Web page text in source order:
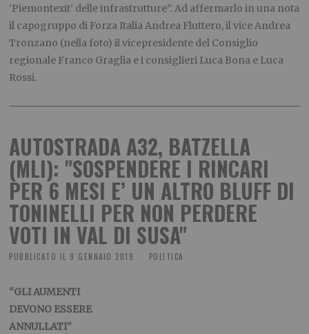
‘Piemontexit’ delle infrastrutture”. Ad affermarlo in una nota
il capogruppo di Forza Italia Andrea Fluttero, il vice Andrea
Tronzano (nella foto) il vicepresidente del Consiglio
regionale Franco Graglia e i consiglieri Luca Bona e Luca
Rossi.
AUTOSTRADA A32, BATZELLA
(MLI): "SOSPENDERE I RINCARI
PER 6 MESI E’ UN ALTRO BLUFF DI
TONINELLI PER NON PERDERE
VOTI IN VAL DI SUSA"
PUBBLICATO IL 9 GENNAIO 2019 POLITICA
“GLI AUMENTI
DEVONO ESSERE
ANNULLATI”